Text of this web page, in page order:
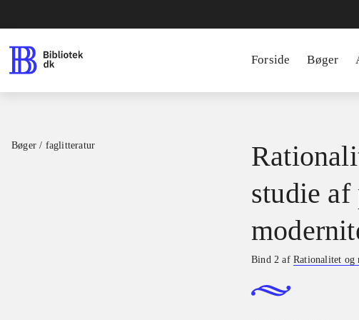
Forside Bøger
Bøger / faglitteratur
studie
Bind 2 afRationalitet og